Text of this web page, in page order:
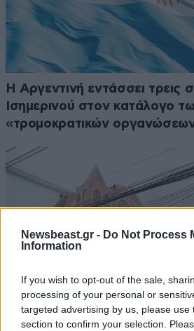
Newsbeast.gr - Do Not Process
Information
If you wish to opt-out of the sale,
processing of your personal or
targeted advertising by us, please use
section to confirm your selection.
Η Αργεντινή εντάσσει τρεις
Ισημερινού στον κατάλογο
«τρομοκρατικών